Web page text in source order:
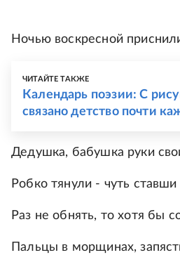
Ночью воскресной
ЧИТАЙТЕ ТАКЖЕ
Календарь поэзии: С
связано детство почти
Дедушка, бабушка руки
Робко тянули - чуть ставши
Раз не обнять, то хотя бы
Пальцы в морщинах,